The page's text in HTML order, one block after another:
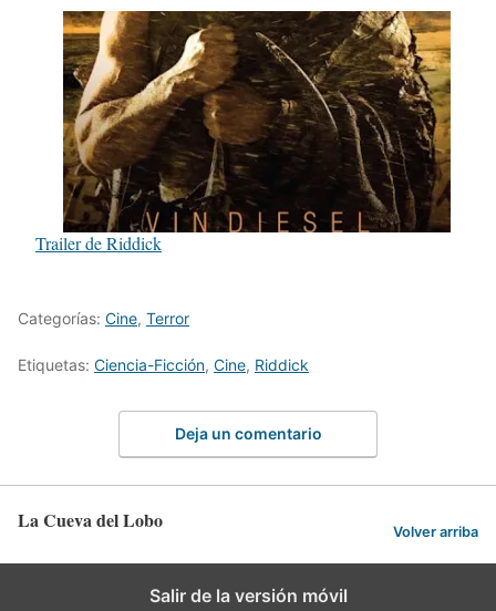
Trailer de Riddick
Categorías: Cine, Terror
Etiquetas: Ciencia-Ficción, Cine, Riddick
Deja un comentario
La Cueva del Lobo Volver arriba
Salir de la versión móvil